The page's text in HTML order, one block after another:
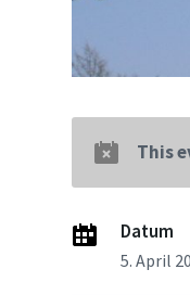
This
Datum
5. April